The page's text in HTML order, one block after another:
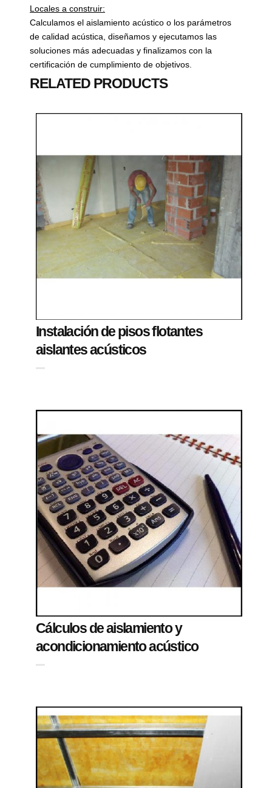
Locales a construir:
Calculamos el aislamiento acústico o los parámetros
de calidad acústica, diseñamos y ejecutamos las
soluciones más adecuadas y finalizamos con la
certificación de cumplimiento de objetivos.
RELATED PRODUCTS
Instalación de pisos flotantes
aislantes acústicos
Cálculos de aislamiento y
acondicionamiento acústico